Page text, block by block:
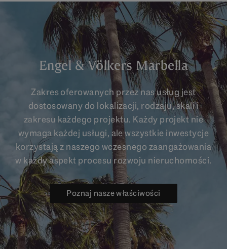
Engel & Völkers Marbella
Zakres oferowanych przez nas usług jest
dostosowany do lokalizacji, rodzaju, skali i
zakresu każdego projektu. Każdy projekt nie
wymaga każdej usługi, ale wszystkie inwestycje
korzystają z naszego wczesnego zaangażowania
w każdy aspekt procesu rozwoju nieruchomości.
Poznaj nasze właściwości